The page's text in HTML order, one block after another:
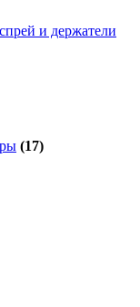
и держатели
(17)